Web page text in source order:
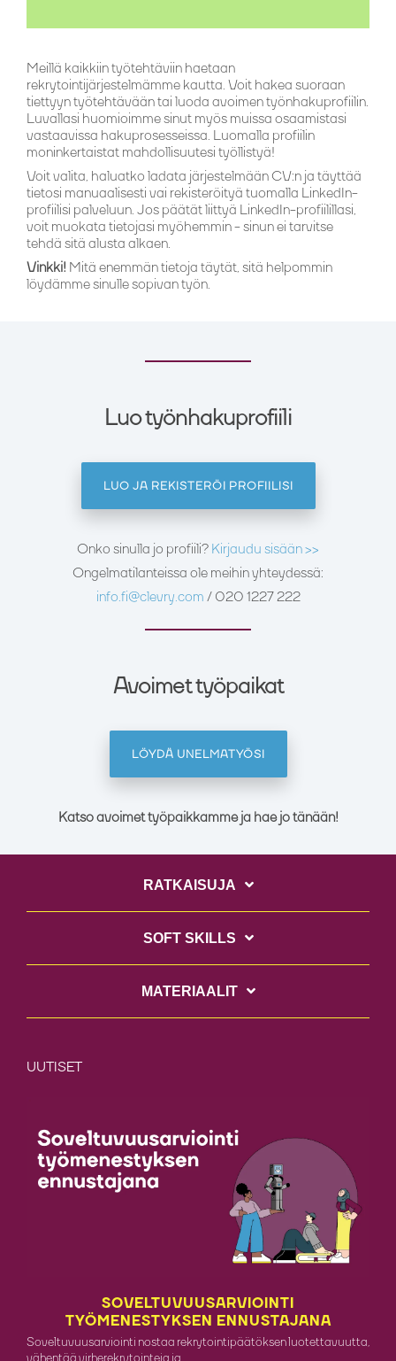
Meillä kaikkiin työtehtäviin haetaan
rekrytointijärjestelmämme kautta. Voit hakea suoraan
tiettyyn työtehtävään tai luoda avoimen työnhakuprofiilin.
Luvallasi huomioimme sinut myös muissa osaamistasi
vastaavissa hakuprosesseissa. Luomalla profiilin
moninkertaistat mahdollisuutesi työllistyä!
Voit valita, haluatko ladata järjestelmään CV:n ja täyttää
tietosi manuaalisesti vai rekisteröityä tuomalla LinkedIn-
profiilisi palveluun. Jos päätät liittyä LinkedIn-profiilillasi,
voit muokata tietojasi myöhemmin - sinun ei tarvitse
tehdä sitä alusta alkaen.
Vinkki! Mitä enemmän tietoja täytät, sitä helpommin
löydämme sinulle sopivan työn.
Luo työnhakuprofiili
LUO JA REKISTERÖI PROFIILISI
Onko sinulla jo profiili?Kirjaudu sisään >>
Ongelmatilanteissa ole meihin yhteydessä:
info.fi@clevry.com/ 020 1227 222
Avoimet työpaikat
LÖYDÄ UNELMATYÖSI
Katso avoimet työpaikkamme ja hae jo tänään!
RATKAISUJA
SOFT SKILLS
MATERIAALIT
UUTISET
SOVELTUVUUSARVIOINTI
TYÖMENESTYKSEN ENNUSTAJANA
Soveltuvuusarviointi nostaa rekrytointipäätöksen luotettavuutta,